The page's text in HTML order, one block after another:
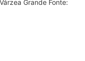
Grande Fonte: